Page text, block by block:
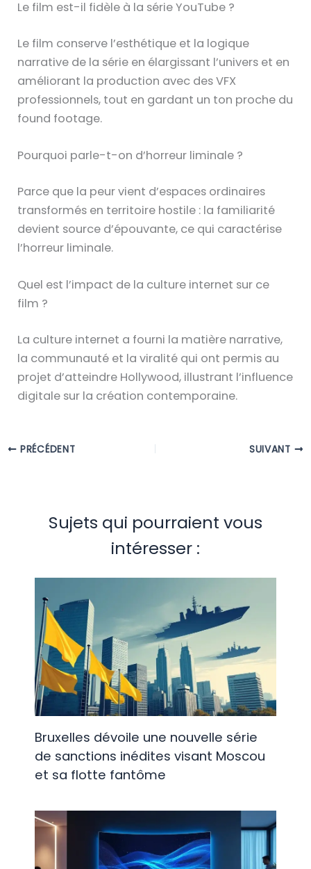
Le film est-il fidèle à la série YouTube ?
Le film conserve l’esthétique et la logique
narrative de la série en élargissant l’univers et en
améliorant la production avec des VFX
professionnels, tout en gardant un ton proche du
found footage.
Pourquoi parle-t-on d’horreur liminale ?
Parce que la peur vient d’espaces ordinaires
transformés en territoire hostile : la familiarité
devient source d’épouvante, ce qui caractérise
l’horreur liminale.
Quel est l’impact de la culture internet sur ce
film ?
La culture internet a fourni la matière narrative,
la communauté et la viralité qui ont permis au
projet d’atteindre Hollywood, illustrant l’influence
digitale sur la création contemporaine.
PRÉCÉDENT SUIVANT
Sujets qui pourraient vous
intéresser :
Bruxelles dévoile une nouvelle série
de sanctions inédites visant Moscou
et sa flotte fantôme